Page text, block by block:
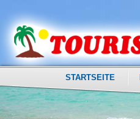
STARTSEITE